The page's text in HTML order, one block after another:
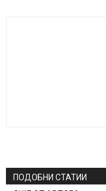
ПОДОБНИ СТАТИИ